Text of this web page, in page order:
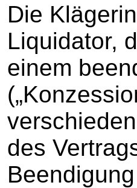
Die
Liquidator,
einem
des